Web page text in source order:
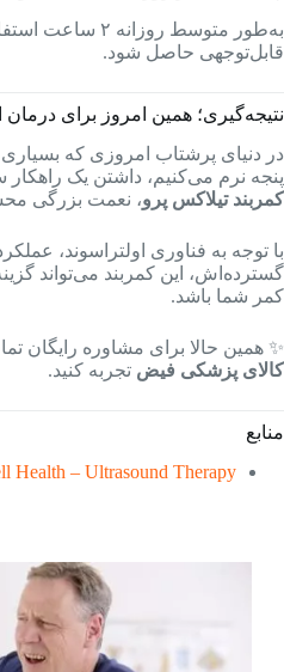
به‌طور متوسط
قابل‌توجهی حاصل شود.
نتیجه‌گیری؛ همین امروز برای درمان
در دنیای پرشتاب امروزی که
پنجه نرم می‌کنیم، داشتن یک راهکار
کمربند تیلاکس پرو، نعمت بزرگی
با توجه به فناوری اولتراسوند،
گسترده‌اش، این کمربند می‌تواند
کمر شما باشد.
✨ همین حالا برای مشاوره رایگان
کالای پزشکی فیض تجربه کنید.
منابع
Health – Ultrasound Therapy